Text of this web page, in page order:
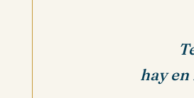
hay